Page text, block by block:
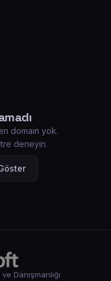
domain yok.
deneyin.
Danışmanlığı